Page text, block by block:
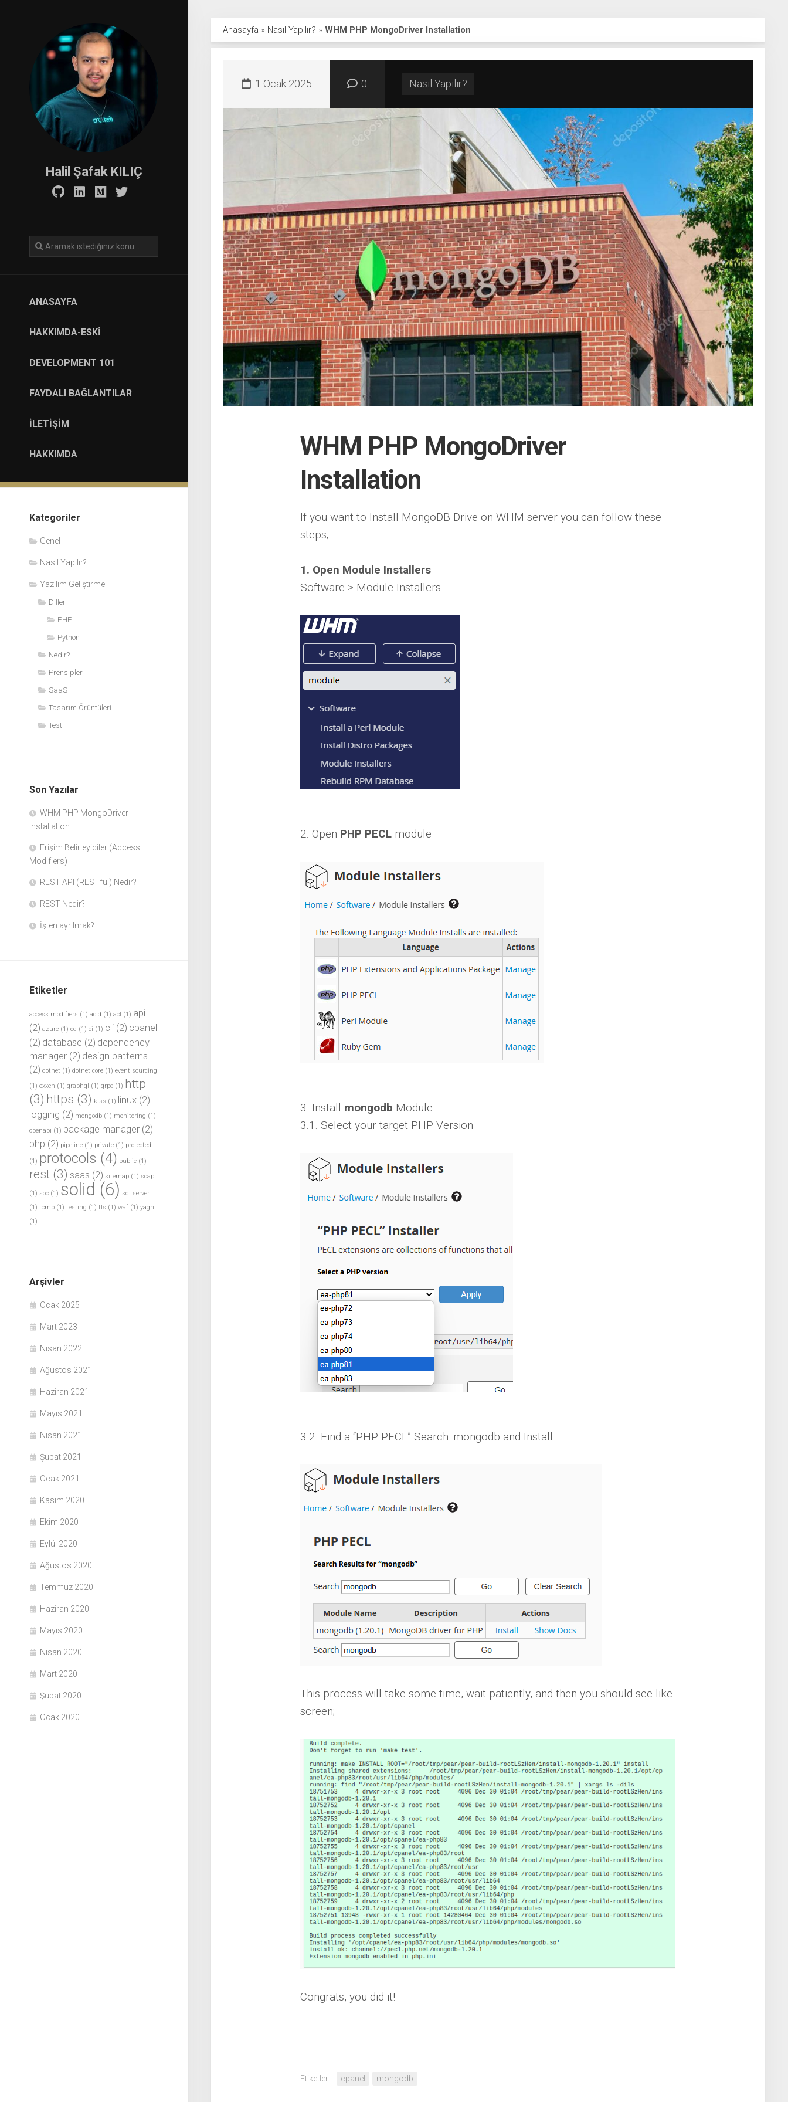
Halil Şafak KILIÇ
ANASAYFA
HAKKIMDA-ESKI
DEVELOPMENT 101
FAYDALI BAĞLANTILAR
İLETIŞIM
HAKKIMDA
Kategoriler
Genel
Nasıl Yapılır?
Yazılım Geliştirme
Diller
PHP
Python
Nedir?
Prensipler
SaaS
Tasarım Örüntüleri
Test
Son Yazılar
WHM PHP MongoDriver
Installation
Erişim Belirleyiciler (Access
Modifiers)
REST API (RESTful) Nedir?
REST Nedir?
İşten ayrılmak?
Etiketler
access modifiers (1) acid (1) acl (1) api
(2) azure (1) cd (1) ci (1) cli (2) cpanel
(2) database (2) dependency
manager (2) design patterns
(2) dotnet (1) dotnet core (1) event sourcing
(1) exxen (1) graphql (1) grpc (1) http
(3) https (3) kiss (1) linux (2)
logging (2) mongodb (1) monitoring (1)
openapi (1) package manager (2)
php (2) pipeline (1) private (1) protected
(1) protocols (4) public (1)
rest (3) saas (2) sitemap (1) soap
(1) soc (1) solid (6) sql server
(1) tcmb (1) testing (1) tls (1) waf (1) yagni
(1)
Arşivler
Ocak 2025
Mart 2023
Nisan 2022
Ağustos 2021
Haziran 2021
Mayıs 2021
Nisan 2021
Şubat 2021
Ocak 2021
Kasım 2020
Ekim 2020
Eylül 2020
Ağustos 2020
Temmuz 2020
Haziran 2020
Mayıs 2020
Nisan 2020
Mart 2020
Şubat 2020
Ocak 2020
Anasayfa » Nasıl Yapılır? » WHM PHP MongoDriver Installation
1 Ocak 2025 0 Nasıl Yapılır?
WHM PHP MongoDriver
Installation
If you want to Install MongoDB Drive on WHM server you can follow these
steps;
1. Open Module Installers
Software > Module Installers
2. Open PHP PECL module
3. Install mongodb Module
3.1. Select your target PHP Version
3.2. Find a “PHP PECL” Search: mongodb and Install
This process will take some time, wait patiently, and then you should see like
screen;
Congrats, you did it!
Etiketler: cpanel mongodb